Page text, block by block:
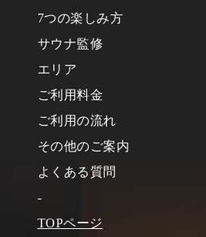
7つの楽しみ方
サウナ監修
エリア
ご利用料金
ご利用の流れ
その他のご案内
よくある質問
-
TOPページ